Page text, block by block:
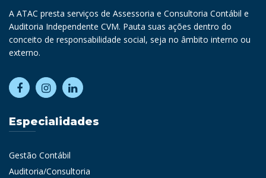
A ATAC presta serviços de Assessoria e Consultoria Contábil e
Auditoria Independente CVM. Pauta suas ações dentro do
conceito de responsabilidade social, seja no âmbito interno ou
externo.
Especialidades
Gestão Contábil
Auditoria/Consultoria